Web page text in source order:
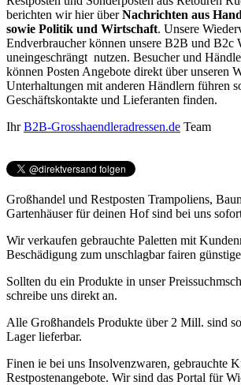
berichten wir hier überNachrichten aus
sowie Politik und Wirtschaft. Unsere
Endverbraucher können unsere B2B und B2c
uneingeschrängt nutzen. Besucher und
können Posten Angebote direkt über unseren
Unterhaltungen mit anderen Händlern führen
Geschäftskontakte und Lieferanten finden.
IhrB2B-Grosshaendleradressen.de Team
Großhandel und Restposten Trampoliens,
Gartenhäuser für deinen Hof sind bei uns
Wir verkaufen gebrauchte Paletten mit
Beschädigung zum unschlagbar fairen
Sollten du ein Produkte in unser
schreibe uns direkt an.
Alle Großhandels Produkte über 2 Mill. sind
Lager lieferbar.
Finen ie bei uns Insolvenzwaren, gebrauchte
Restpostenangebote. Wir sind das Portal für